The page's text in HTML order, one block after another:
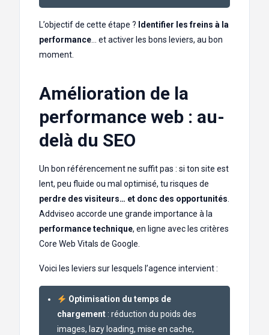
L’objectif de cette étape ? Identifier les freins à la
performance… et activer les bons leviers, au bon
moment.
Amélioration de la
performance web : au-
delà du SEO
Un bon référencement ne suffit pas : si ton site est
lent, peu fluide ou mal optimisé, tu risques de
perdre des visiteurs… et donc des opportunités.
Addviseo accorde une grande importance à la
performance technique, en ligne avec les critères
Core Web Vitals de Google.
Voici les leviers sur lesquels l’agence intervient :
Optimisation du temps de
chargement : réduction du poids des
images, lazy loading, mise en cache,